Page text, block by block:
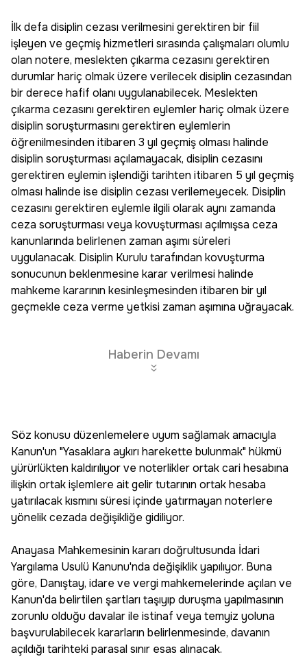
İlk defa disiplin cezası verilmesini gerektiren bir fiil
işleyen ve geçmiş hizmetleri sırasında çalışmaları olumlu
olan notere, meslekten çıkarma cezasını gerektiren
durumlar hariç olmak üzere verilecek disiplin cezasından
bir derece hafif olanı uygulanabilecek. Meslekten
çıkarma cezasını gerektiren eylemler hariç olmak üzere
disiplin soruşturmasını gerektiren eylemlerin
öğrenilmesinden itibaren 3 yıl geçmiş olması halinde
disiplin soruşturması açılamayacak, disiplin cezasını
gerektiren eylemin işlendiği tarihten itibaren 5 yıl geçmiş
olması halinde ise disiplin cezası verilemeyecek. Disiplin
cezasını gerektiren eylemle ilgili olarak aynı zamanda
ceza soruşturması veya kovuşturması açılmışsa ceza
kanunlarında belirlenen zaman aşımı süreleri
uygulanacak. Disiplin Kurulu tarafından kovuşturma
sonucunun beklenmesine karar verilmesi halinde
mahkeme kararının kesinleşmesinden itibaren bir yıl
geçmekle ceza verme yetkisi zaman aşımına uğrayacak.
Haberin Devamı
Söz konusu düzenlemelere uyum sağlamak amacıyla
Kanun'un "Yasaklara aykırı harekette bulunmak" hükmü
yürürlükten kaldırılıyor ve noterlikler ortak cari hesabına
ilişkin ortak işlemlere ait gelir tutarının ortak hesaba
yatırılacak kısmını süresi içinde yatırmayan noterlere
yönelik cezada değişikliğe gidiliyor.
Anayasa Mahkemesinin kararı doğrultusunda İdari
Yargılama Usulü Kanunu'nda değişiklik yapılıyor. Buna
göre, Danıştay, idare ve vergi mahkemelerinde açılan ve
Kanun'da belirtilen şartları taşıyıp duruşma yapılmasının
zorunlu olduğu davalar ile istinaf veya temyiz yoluna
başvurulabilecek kararların belirlenmesinde, davanın
açıldığı tarihteki parasal sınır esas alınacak.